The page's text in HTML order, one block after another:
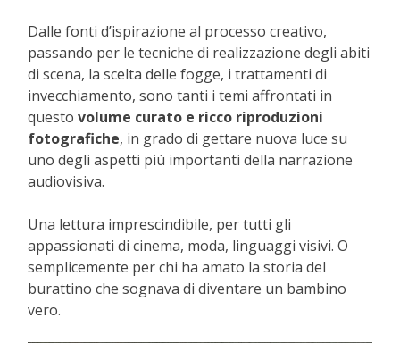
Dalle fonti d’ispirazione al processo creativo,
passando per le tecniche di realizzazione degli abiti
di scena, la scelta delle fogge, i trattamenti di
invecchiamento, sono tanti i temi affrontati in
questo volume curato e ricco riproduzioni
fotografiche, in grado di gettare nuova luce su
uno degli aspetti più importanti della narrazione
audiovisiva.
Una lettura imprescindibile, per tutti gli
appassionati di cinema, moda, linguaggi visivi. O
semplicemente per chi ha amato la storia del
burattino che sognava di diventare un bambino
vero.